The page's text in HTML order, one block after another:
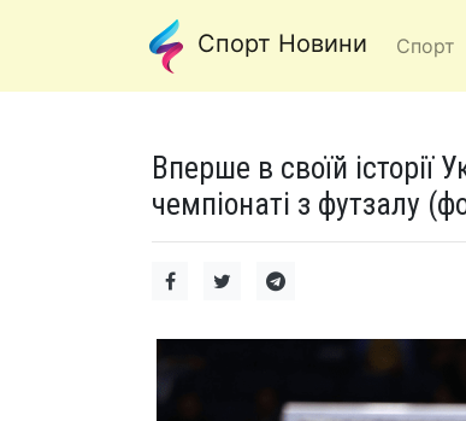
Спорт Новини Спорт
Вперше в своїй історії
чемпіонаті з футзалу